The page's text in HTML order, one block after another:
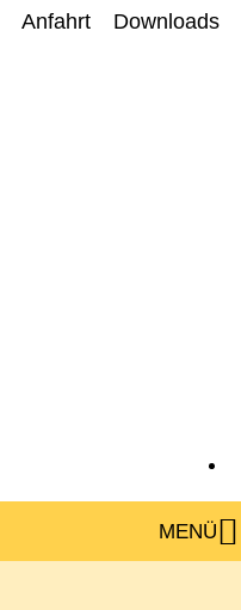
Anfahrt Downloads
MENÜ